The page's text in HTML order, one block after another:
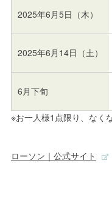
2025年6月5日（木）
2025年6月14日（土）
6月下旬
※お一人様1点限り、なく
ローソン｜公式サイト